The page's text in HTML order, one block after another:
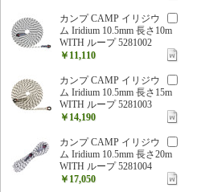
カンプ CAMP イリジウ
ム Iridium 10.5mm 長さ10m
WITH ループ 5281002
￥11,110
カンプ CAMP イリジウ
ム Iridium 10.5mm 長さ15m
WITH ループ 5281003
￥14,190
カンプ CAMP イリジウ
ム Iridium 10.5mm 長さ20m
WITH ループ 5281004
￥17,050